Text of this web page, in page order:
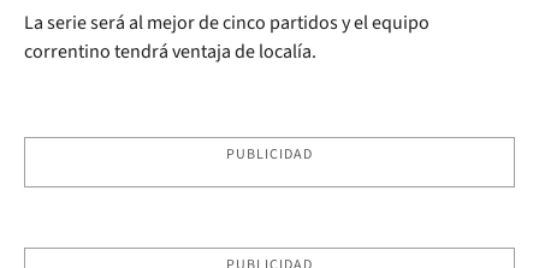
La serie será al mejor de cinco partidos y el equipo
correntino tendrá ventaja de localía.
PUBLICIDAD